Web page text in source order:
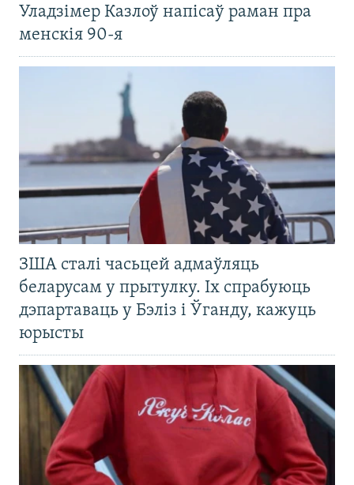
Уладзімер Казлоў напісаў раман пра
менскія 90-я
ЗША сталі часьцей адмаўляць
беларусам у прытулку. Іх спрабуюць
дэпартаваць у Бэліз і Ўганду, кажуць
юрысты